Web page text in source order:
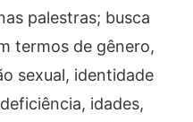
palestras; busca
termos de gênero,
sexual, identidade
idades,